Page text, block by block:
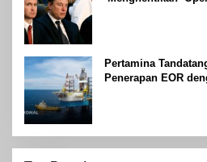
Pertamina
Penerapan EOR